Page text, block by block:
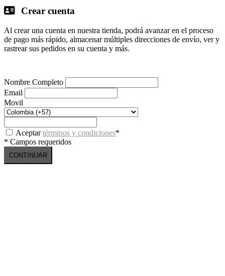
Crear cuenta
Al crear una cuenta en nuestra tienda, podrá avanzar en el proceso
de pago más rápido, almacenar múltiples direcciones de envío, ver y
rastrear sus pedidos en su cuenta y más.
Nombre Completo
Email
Movil
Aceptartérminos y condiciones*
* Campos requeridos
CONTINUAR